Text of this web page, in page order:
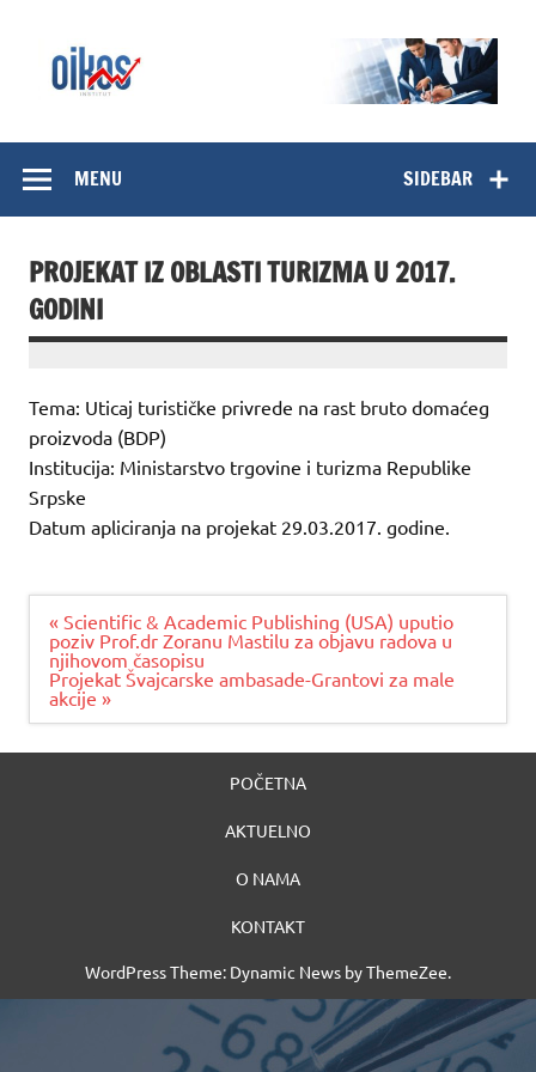
OIKOS Institut
SIDEBAR
MENU
PROJEKAT IZ OBLASTI TURIZMA U 2017.
GODINI
Tema: Uticaj turističke privrede na rast bruto domaćeg
proizvoda (BDP)
Institucija: Ministarstvo trgovine i turizma Republike
Srpske
Datum apliciranja na projekat 29.03.2017. godine.
Navigacija
članaka
« Scientific & Academic Publishing (USA) uputio
poziv Prof.dr Zoranu Mastilu za objavu radova u
njihovom časopisu
Projekat Švajcarske ambasade-Grantovi za male
akcije »
POČETNA
AKTUELNO
O NAMA
KONTAKT
WordPress Theme: Dynamic News by ThemeZee.